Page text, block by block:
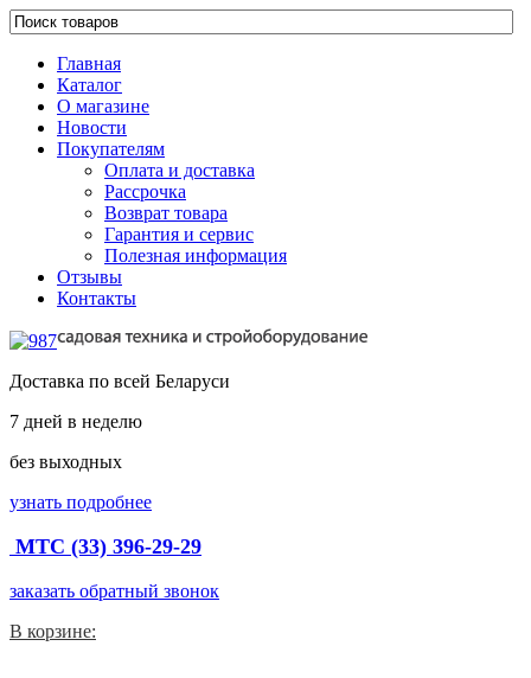
Главная
Каталог
О магазине
Новости
Покупателям
Оплата и доставка
Рассрочка
Возврат товара
Гарантия и сервис
Полезная информация
Отзывы
Контакты
Доставка по всей Беларуси
7 дней в неделю
без выходных
узнать подробнее
МТС (33) 396-29-29
заказать обратный звонок
В корзине: